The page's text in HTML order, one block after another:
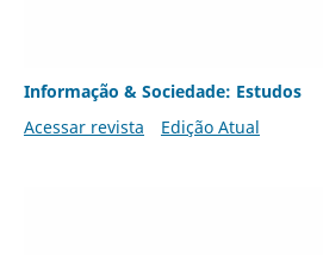
Informação & Sociedade: Estudos
Acessar revista
Edição Atual